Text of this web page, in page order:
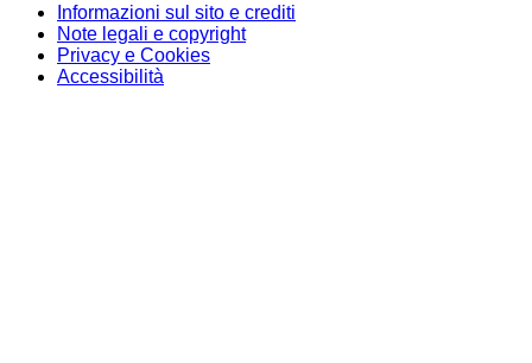
Informazioni sul sito e crediti
Note legali e copyright
Privacy e Cookies
Accessibilità